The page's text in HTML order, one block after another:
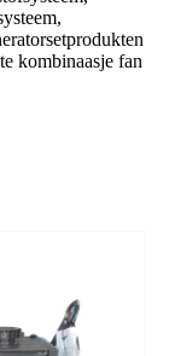
kombinaasje fan